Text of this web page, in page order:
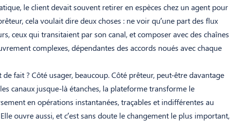
le client devait souvent retirer en espèces chez un agent pour
cela voulait dire deux choses : ne voir qu’une part des flux
ceux qui transitaient par son canal, et composer avec des chaînes
complexes, dépendantes des accords noués avec chaque
de fait ? Côté usager, beaucoup. Côté prêteur, peut-être davantage
canaux jusque-là étanches, la plateforme transforme le
en opérations instantanées, traçables et indifférentes au
ouvre aussi, et c’est sans doute le changement le plus important,